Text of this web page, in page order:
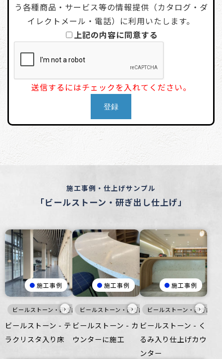
う各種商品・サービス等の情報提供（カタログ・ダ
イレクトメール・電話）に利用いたします。
上記の内容に同意する
送信するにはチェックを入れてください。
施工事例・仕上げサンプル
「ビールストーン・研ぎ出し仕上げ」
施工事例
ビールストーン・研ぎ出し仕上げ 床
›
ビールストーン - テ
ラクリスタ入り床
施工事例
ビールストーン・研ぎ出し仕上げ 暖色 家具・
›
ビールストーン - カ
ウンターに施工
施工事例
ビールストーン・研ぎ出し
›
ビールストーン - く
るみ入り仕上げカウ
ンター